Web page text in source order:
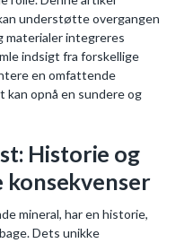
understøtte overgangen
materialer integreres
indsigt fra forskellige
en omfattende
kan opnå en sundere og
Historie og
konsekvenser
mineral, har en historie,
Dets unikke